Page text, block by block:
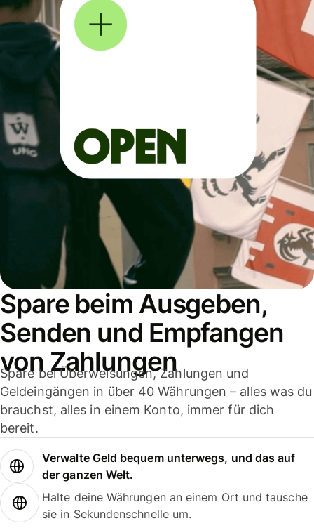
Spare beim Ausgeben,
Senden und Empfangen
von Zahlungen
Spare bei Überweisungen, Zahlungen und
Geldeingängen in über 40 Währungen – alles was du
brauchst, alles in einem Konto, immer für dich
bereit.
Verwalte Geld bequem unterwegs, und das auf
der ganzen Welt.
Halte deine Währungen an einem Ort und tausche
sie in Sekundenschnelle um.